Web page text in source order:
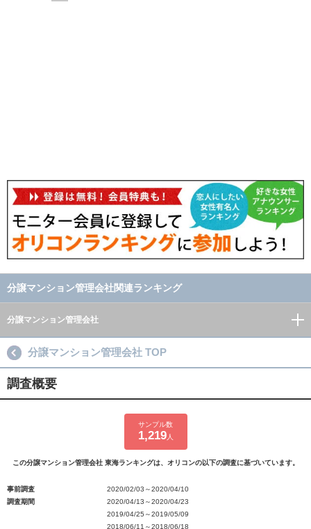
分譲マンション管理会社関連ランキング
分譲マンション管理会社
分譲マンション管理会社 TOP
調査概要
サンプル数
1,219人
この分譲マンション管理会社 東海ランキングは、オリコンの以下の調査に基づいています。
事前調査
2020/02/03～2020/04/10
調査期間
2020/04/13～2020/04/23
2019/04/25～2019/05/09
2018/06/11～2018/06/18